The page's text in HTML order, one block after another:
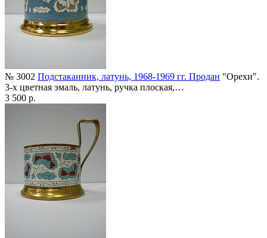
№ 3002 Подстаканник, латунь, 1968-1969 гг. Продан "Орехи".
3-х цветная эмаль, латунь, ручка плоская,…
3 500 р.